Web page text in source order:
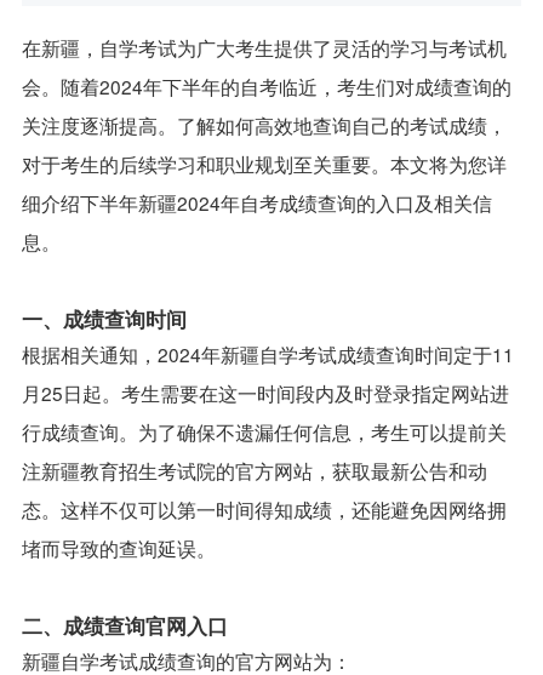
在新疆，自学考试为广大考生提供了灵活的学习与考试机
会。随着2024年下半年的自考临近，考生们对成绩查询的
关注度逐渐提高。了解如何高效地查询自己的考试成绩，
对于考生的后续学习和职业规划至关重要。本文将为您详
细介绍下半年新疆2024年自考成绩查询的入口及相关信
息。
一、成绩查询时间
根据相关通知，2024年新疆自学考试成绩查询时间定于11
月25日起。考生需要在这一时间段内及时登录指定网站进
行成绩查询。为了确保不遗漏任何信息，考生可以提前关
注新疆教育招生考试院的官方网站，获取最新公告和动
态。这样不仅可以第一时间得知成绩，还能避免因网络拥
堵而导致的查询延误。
二、成绩查询官网入口
新疆自学考试成绩查询的官方网站为：